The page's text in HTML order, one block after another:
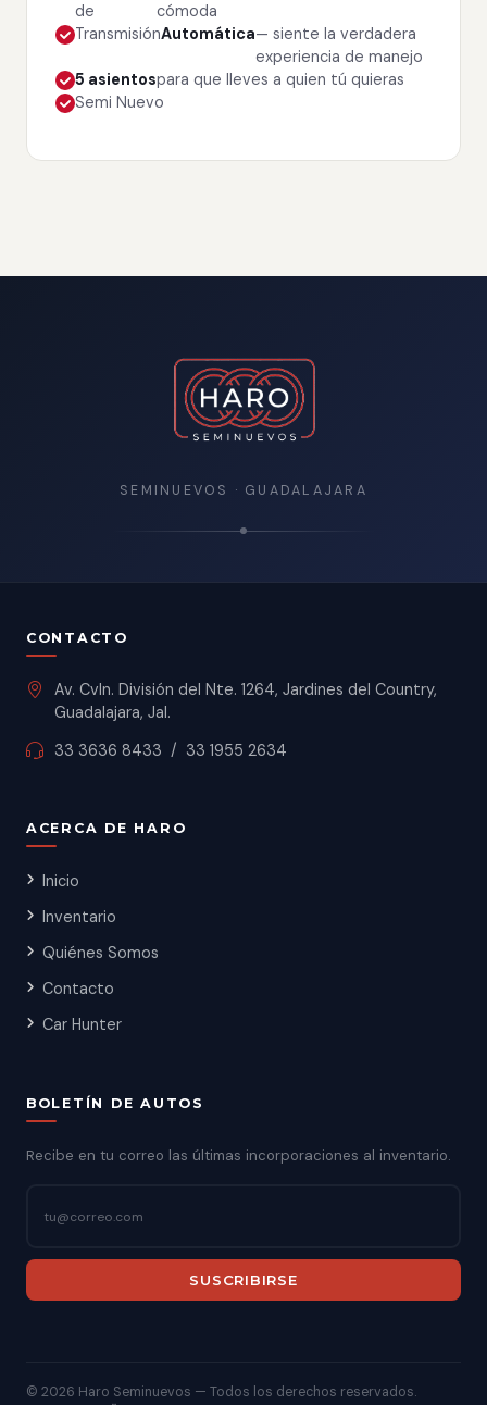
de
cómoda
TransmisiónAutomática— siente la verdadera
experiencia de manejo
5 asientospara que lleves a quien tú quieras
Semi Nuevo
SEMINUEVOS · GUADALAJARA
CONTACTO
Av. Cvln. División del Nte. 1264, Jardines del Country,
Guadalajara, Jal.
33 3636 8433 / 33 1955 2634
ACERCA DE HARO
Inicio
Inventario
Quiénes Somos
Contacto
Car Hunter
BOLETÍN DE AUTOS
Recibe en tu correo las últimas incorporaciones al inventario.
SUSCRIBIRSE
© 2026 Haro Seminuevos — Todos los derechos reservados.